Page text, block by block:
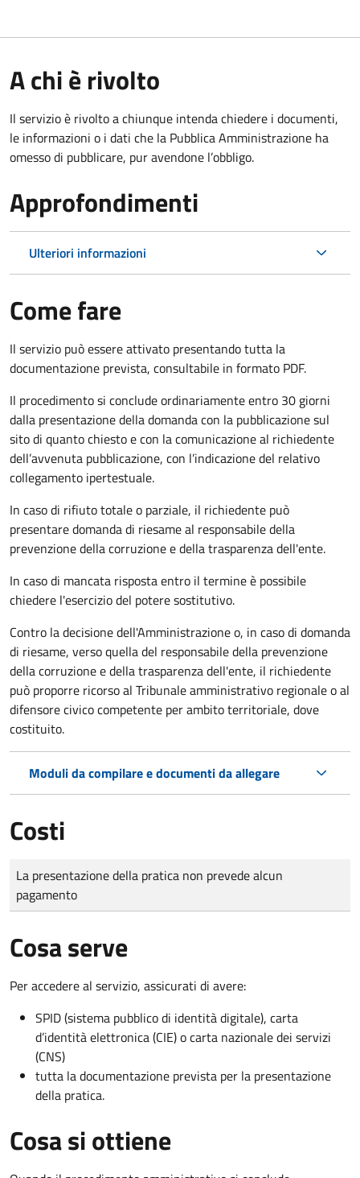
A chi è rivolto
Il servizio è rivolto a chiunque intenda chiedere i documenti,
le informazioni o i dati che la Pubblica Amministrazione ha
omesso di pubblicare, pur avendone l’obbligo.
Approfondimenti
Ulteriori informazioni
Come fare
Il servizio può essere attivato presentando tutta la
documentazione prevista, consultabile in formato PDF.
Il procedimento si conclude ordinariamente entro 30 giorni
dalla presentazione della domanda con la pubblicazione sul
sito di quanto chiesto e con la comunicazione al richiedente
dell’avvenuta pubblicazione, con l’indicazione del relativo
collegamento ipertestuale.
In caso di rifiuto totale o parziale, il richiedente può
presentare domanda di riesame al responsabile della
prevenzione della corruzione e della trasparenza dell'ente.
In caso di mancata risposta entro il termine è possibile
chiedere l'esercizio del potere sostitutivo.
Contro la decisione dell'Amministrazione o, in caso di domanda
di riesame, verso quella del responsabile della prevenzione
della corruzione e della trasparenza dell'ente, il richiedente
può proporre ricorso al Tribunale amministrativo regionale o al
difensore civico competente per ambito territoriale, dove
costituito.
Moduli da compilare e documenti da allegare
Costi
Tipo di pagamento
Importo
La presentazione della pratica non prevede alcun
pagamento
Cosa serve
Per accedere al servizio, assicurati di avere:
SPID (sistema pubblico di identità digitale), carta
d’identità elettronica (CIE) o carta nazionale dei servizi
(CNS)
tutta la documentazione prevista per la presentazione
della pratica.
Cosa si ottiene